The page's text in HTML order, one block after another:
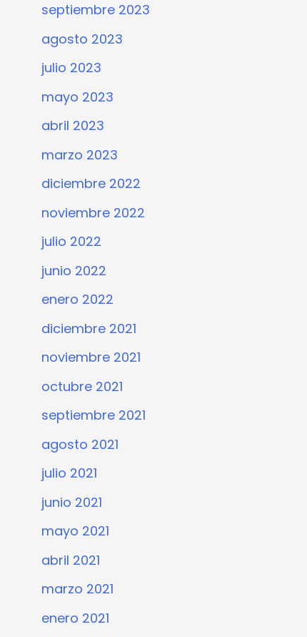
septiembre 2023
agosto 2023
julio 2023
mayo 2023
abril 2023
marzo 2023
diciembre 2022
noviembre 2022
julio 2022
junio 2022
enero 2022
diciembre 2021
noviembre 2021
octubre 2021
septiembre 2021
agosto 2021
julio 2021
junio 2021
mayo 2021
abril 2021
marzo 2021
enero 2021